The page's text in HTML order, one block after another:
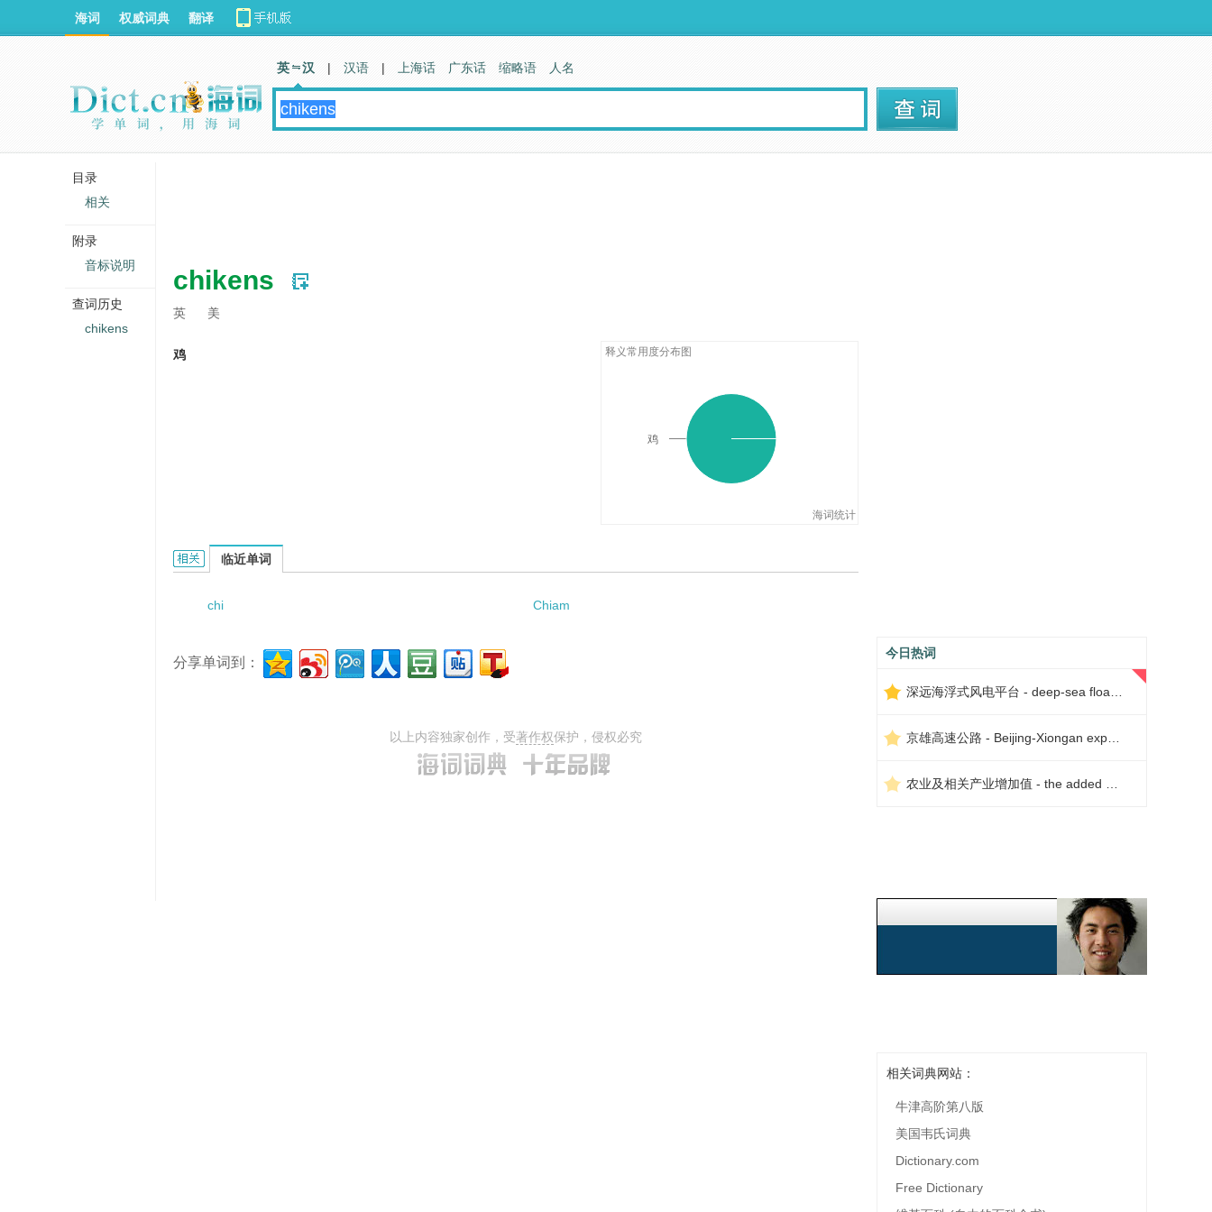
chikens
英 美
鸡 释义常用度分布图
海词统计
鸡
Chikens的相关资料：
临近单词
chi Chiam
分享单词到：
以上内容独家创作，受著作权保护，侵权必究
今日热词
相关词典网站：
牛津高阶第八版
美国韦氏词典
Dictionary.com
Free Dictionary
海词 权威词典 翻译
英 汉 | 汉语 | 上海话 广东话 缩略语 人名
目录
相关
附录
音标说明
查词历史
chikens